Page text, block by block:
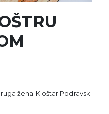
žena Kloštar Podravski